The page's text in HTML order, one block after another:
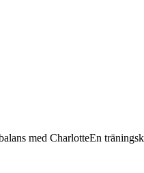
med CharlotteEn